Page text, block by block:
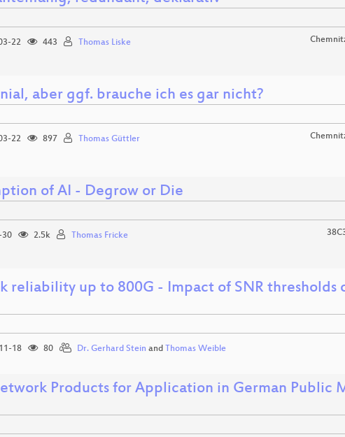
22 443 Thomas Liske
aber ggf. brauche ich es gar nicht?
22 897 Thomas Güttler
of AI - Degrow or Die
30 2.5k Thomas Fricke
reliability up to 800G - Impact of SNR thresholds
18 80 Dr. Gerhard Stein and Thomas Weible
Products for Application in German Public